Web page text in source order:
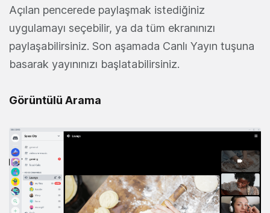
Açılan pencerede paylaşmak istediğiniz
uygulamayı seçebilir, ya da tüm ekranınızı
paylaşabilirsiniz. Son aşamada Canlı Yayın tuşuna
basarak yayınınızı başlatabilirsiniz.
Görüntülü Arama